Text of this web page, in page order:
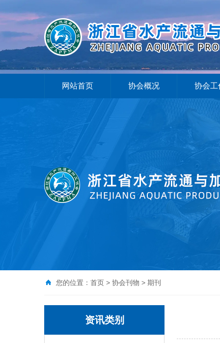
网站首页 协会概况 协会工
您的位置： 首页 > 协会刊物 > 期刊
资讯类别